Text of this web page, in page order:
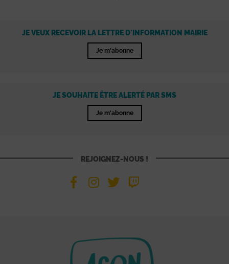
JE VEUX RECEVOIR LA LETTRE D'INFORMATION MAIRIE
Je m'abonne
JE SOUHAITE ÊTRE ALERTÉ PAR SMS
Je m'abonne
REJOIGNEZ-NOUS !